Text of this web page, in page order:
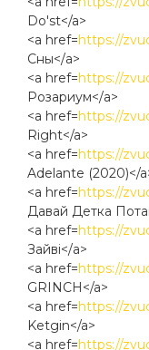
Do'st</a>
<a href=https://
Сны</a>
<a href=https://
Розариум</a>
<a href=https://
Right</a>
<a href=https://
Adelante (2020)</
<a href=https://
Давай Детка
<a href=https://
Зайві</a>
<a href=https://
GRINCH</a>
<a href=https://
Ketgin</a>
<a href=https://